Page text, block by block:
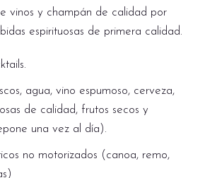
; Con 310 metros
lujosos y cómodos con
a la playa. La entrada a la villa
y sofás de Etro. Dos
un bar esquinero y cocina
exclusivas "cenas en la villa"
La sala de estar se
terraza con mesa de
vinos y champán de calidad por
espirituosas de primera calidad.
agua, vino espumoso, cerveza,
de calidad, frutos secos y
una vez al día).
no motorizados (canoa, remo,